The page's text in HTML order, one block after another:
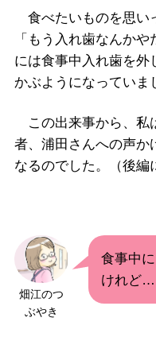
食べたいものを思い
「もう入れ歯なんか
には食事中入れ歯を外
かぶようになっていま
この出来事から、私
者、浦田さんへの声か
なるのでした。（後編
畑江のつ
ぶやき
食事中
けれど…